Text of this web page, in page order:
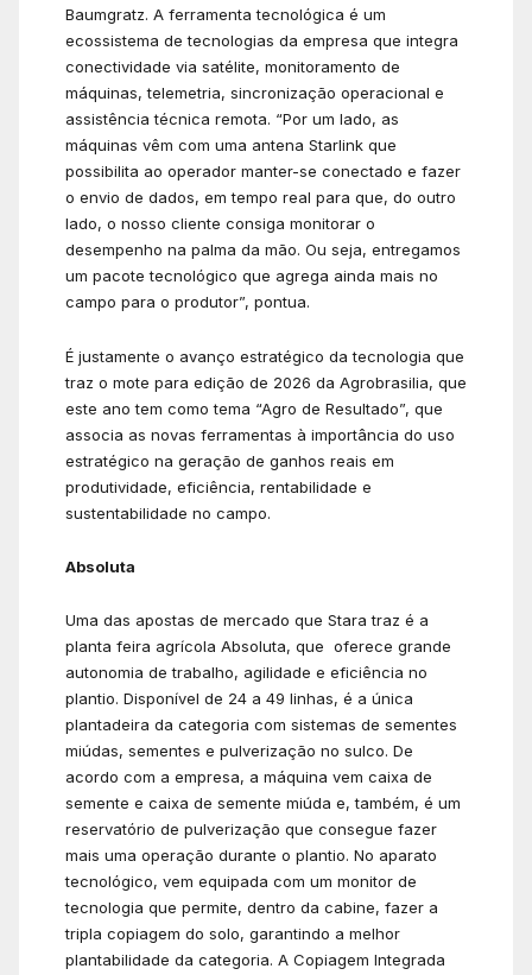
Baumgratz. A ferramenta tecnológica é um
ecossistema de tecnologias da empresa que integra
conectividade via satélite, monitoramento de
máquinas, telemetria, sincronização operacional e
assistência técnica remota. “Por um lado, as
máquinas vêm com uma antena Starlink que
possibilita ao operador manter-se conectado e fazer
o envio de dados, em tempo real para que, do outro
lado, o nosso cliente consiga monitorar o
desempenho na palma da mão. Ou seja, entregamos
um pacote tecnológico que agrega ainda mais no
campo para o produtor”, pontua.
É justamente o avanço estratégico da tecnologia que
traz o mote para edição de 2026 da Agrobrasilia, que
este ano tem como tema “Agro de Resultado”, que
associa as novas ferramentas à importância do uso
estratégico na geração de ganhos reais em
produtividade, eficiência, rentabilidade e
sustentabilidade no campo.
Absoluta
Uma das apostas de mercado que Stara traz é a
planta feira agrícola Absoluta, que oferece grande
autonomia de trabalho, agilidade e eficiência no
plantio. Disponível de 24 a 49 linhas, é a única
plantadeira da categoria com sistemas de sementes
miúdas, sementes e pulverização no sulco. De
acordo com a empresa, a máquina vem caixa de
semente e caixa de semente miúda e, também, é um
reservatório de pulverização que consegue fazer
mais uma operação durante o plantio. No aparato
tecnológico, vem equipada com um monitor de
tecnologia que permite, dentro da cabine, fazer a
tripla copiagem do solo, garantindo a melhor
plantabilidade da categoria. A Copiagem Integrada